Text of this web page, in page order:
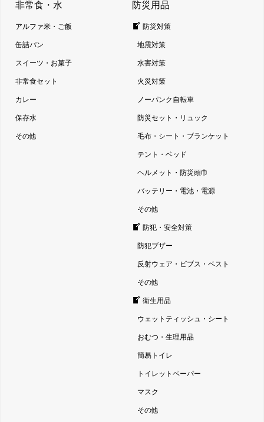
非常食・水
アルファ米・ご飯
缶詰パン
スイーツ・お菓子
非常食セット
カレー
保存水
その他
防災用品
防災対策
地震対策
水害対策
火災対策
ノーパンク自転車
防災セット・リュック
毛布・シート・ブランケット
テント・ベッド
ヘルメット・防災頭巾
バッテリー・電池・電源
その他
防犯・安全対策
防犯ブザー
反射ウェア・ビブス・ベスト
その他
衛生用品
ウェットティッシュ・シート
おむつ・生理用品
簡易トイレ
トイレットペーパー
マスク
その他